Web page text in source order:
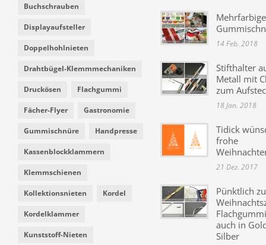
Buchschrauben
Displayaufsteller
Doppelhohlnieten
Drahtbügel-Klemmmechaniken
Druckösen Flachgummi
Fächer-Flyer Gastronomie
Gummischnüre Handpresse
Kassenblockklammern
Klemmschienen
Kollektionsnieten Kordel
Kordelklammer
Kunststoff-Nieten
Mehrfarbige
14 Feb. 2018
Stifthalter
Metall mit
zum
18 Jan. 2018
Tidick
frohe
21 Dez. 2017
Pünktlich
auch in
Silber